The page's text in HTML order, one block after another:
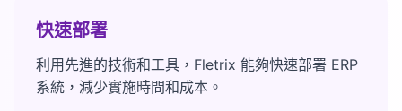
快速部署
利用先進的技術和工具，Fletrix 能夠快速部署 ERP
系統，減少實施時間和成本。